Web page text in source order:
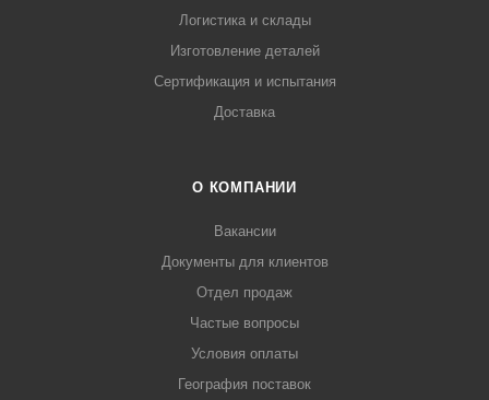
Логистика и склады
Изготовление деталей
Сертификация и испытания
Доставка
О КОМПАНИИ
Вакансии
Документы для клиентов
Отдел продаж
Частые вопросы
Условия оплаты
География поставок